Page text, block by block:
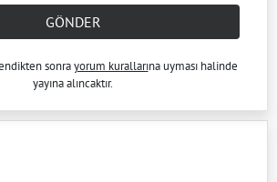
GÖNDER
sonrayorum kurallarına uyması halinde
yayına alıncaktır.